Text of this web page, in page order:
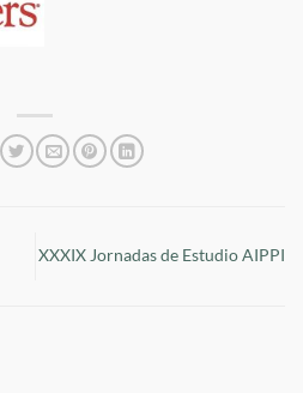
XXXIX Jornadas de Estudio AIPPI